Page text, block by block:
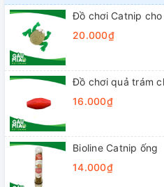
Đồ chơi Catnip
20.000₫
Đồ chơi quả trám
16.000₫
Bioline Catnip ống
14.000₫